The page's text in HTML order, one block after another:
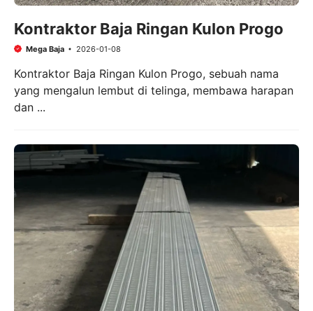
Kontraktor Baja Ringan Kulon Progo
Mega Baja 2026-01-08
Kontraktor Baja Ringan Kulon Progo, sebuah nama
yang mengalun lembut di telinga, membawa harapan
dan ...